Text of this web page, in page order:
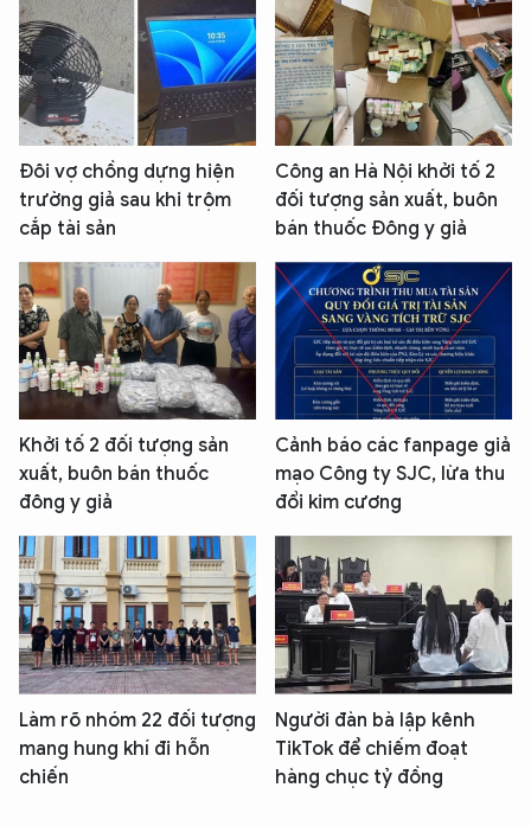
Đôi vợ chồng dựng hiện
trường giả sau khi trộm
cắp tài sản
Công an Hà Nội khởi tố 2
đối tượng sản xuất, buôn
bán thuốc Đông y giả
Khởi tố 2 đối tượng sản
xuất, buôn bán thuốc
đông y giả
Cảnh báo các fanpage giả
mạo Công ty SJC, lừa thu
đổi kim cương
Làm rõ nhóm 22 đối tượng
mang hung khí đi hỗn
chiến
Người đàn bà lập kênh
TikTok để chiếm đoạt
hàng chục tỷ đồng